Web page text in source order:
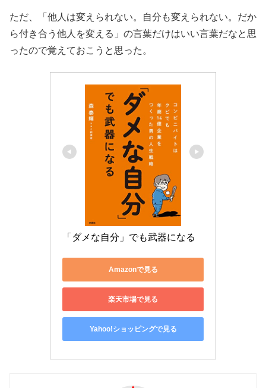
ただ、「他人は変えられない。自分も変えられない。だか
ら付き合う他人を変える」の言葉だけはいい言葉だなと思
ったので覚えておこうと思った。
「ダメな自分」でも武器になる
Amazonで見る
楽天市場で見る
Yahoo!ショッピングで見る